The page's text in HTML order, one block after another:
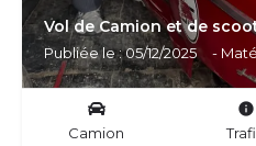
Vol de Camion et de
Publiée le : 05/12/2025 -
Camion